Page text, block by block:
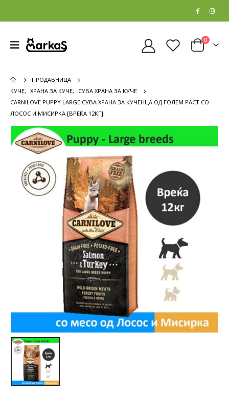
0
ПРОДАВНИЦА
КУЧЕ, ХРАНА ЗА КУЧЕ,
СУВА ХРАНА ЗА КУЧЕ
CARNILOVE PUPPY LARGE СУВА ХРАНА ЗА КУЧЕНЦА ОД ГОЛЕМ РАСТ СО
ЛОСОС И МИСИРКА [ВРЕЌА 12КГ]